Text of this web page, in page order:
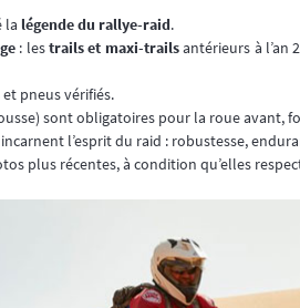
la légende du rallye-raid.
: lestrails et maxi-trailsantérieurs à l’an
pneus vérifiés.
sont obligatoires pour la roue avant,
l’esprit du raid : robustesse,
plus récentes, à condition qu’elles